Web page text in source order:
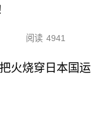
阅读 4941
火烧穿日本国运